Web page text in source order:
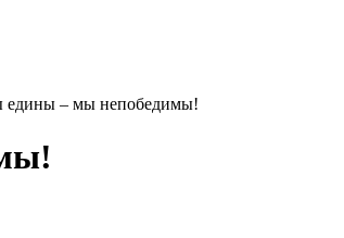
едины – мы непобедимы!